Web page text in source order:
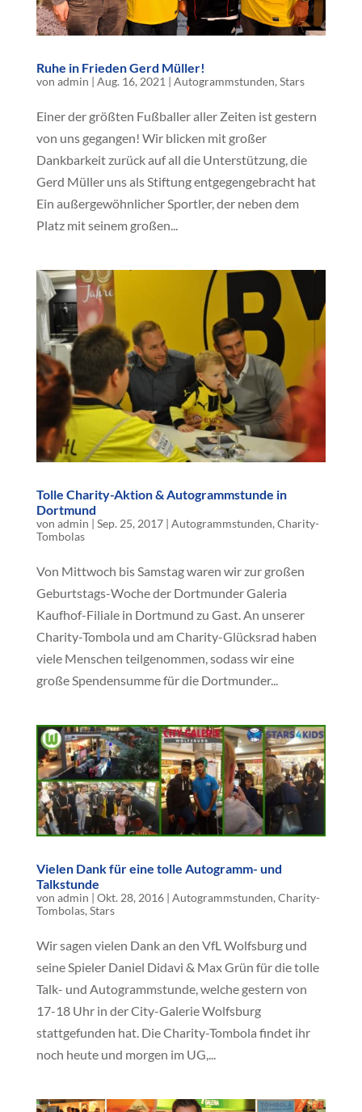
Ruhe in Frieden Gerd Müller!
von admin | Aug. 16, 2021 | Autogrammstunden, Stars
Einer der größten Fußballer aller Zeiten ist gestern
von uns gegangen! Wir blicken mit großer
Dankbarkeit zurück auf all die Unterstützung, die
Gerd Müller uns als Stiftung entgegengebracht hat
Ein außergewöhnlicher Sportler, der neben dem
Platz mit seinem großen...
Tolle Charity-Aktion & Autogrammstunde in
Dortmund
von admin | Sep. 25, 2017| Autogrammstunden, Charity-
Tombolas
Von Mittwoch bis Samstag waren wir zur großen
Geburtstags-Woche der Dortmunder Galeria
Kaufhof-Filiale in Dortmund zu Gast. An unserer
Charity-Tombola und am Charity-Glücksrad haben
viele Menschen teilgenommen, sodass wir eine
große Spendensumme für die Dortmunder...
Vielen Dank für eine tolle Autogramm- und
Talkstunde
von admin | Okt. 28, 2016| Autogrammstunden, Charity-
Tombolas, Stars
Wir sagen vielen Dank an den VfL Wolfsburg und
seine Spieler Daniel Didavi & Max Grün für die tolle
Talk- und Autogrammstunde, welche gestern von
17-18 Uhr in der City-Galerie Wolfsburg
stattgefunden hat. Die Charity-Tombola findet ihr
noch heute und morgen im UG,...